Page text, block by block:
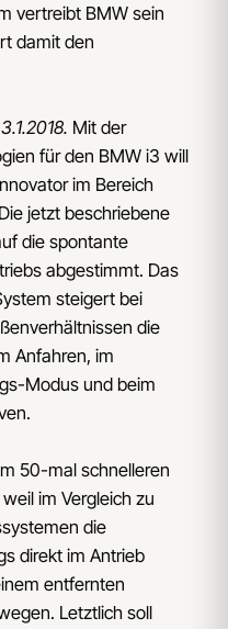
vertreibt BMW sein
damit den
Mit der
für den BMW i3 will
im Bereich
jetzt beschriebene
die spontante
abgestimmt. Das
steigert bei
die
Anfahren, im
Modus und beim
50-mal schnelleren
im Vergleich zu
die
direkt im Antrieb
entfernten
Letztlich soll